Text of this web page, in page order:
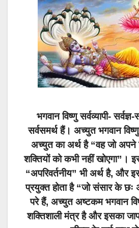
भगवान विष्णु सर्वव्यापी-
सर्वसमर्थ हैं। अच्युत भगवान
अच्युत का अर्थ है “वह जो अपने
शक्तियों को कभी नहीं खोएगा”।
“अपरिवर्तनीय” भी अर्थ है, और
प्रयुक्त होता है “जो संसार के छः
परे हैं, अच्युत अष्टकम भगवान
शक्तिशाली मंत्र है और इसका